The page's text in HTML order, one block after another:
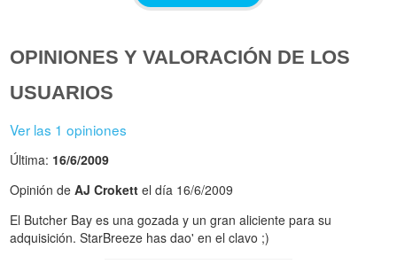
OPINIONES Y VALORACIÓN DE LOS
USUARIOS
Ver las 1 opiniones
Última: 16/6/2009
Opinión deAJ Crokett el día 16/6/2009
El Butcher Bay es una gozada y un gran aliciente para su
adquisición. StarBreeze has dao' en el clavo ;)